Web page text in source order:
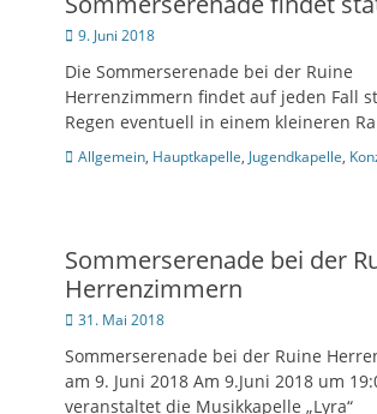
Posted
9. Juni 2018
Die Sommerserenade bei der Ruine
Herrenzimmern findet auf jeden Fall
Regen eventuell in einem kleineren
Kategorien
Allgemein, Hauptkapelle, Jugendkapelle,
Sommerserenade bei der
Herrenzimmern
Posted
31. Mai 2018
Sommerserenade bei der Ruine
am 9. Juni 2018 Am 9.Juni 2018 um
veranstaltet die Musikkapelle „Lyra“